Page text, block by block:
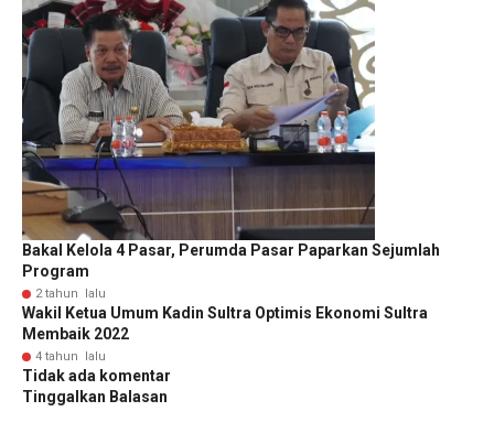
Bakal Kelola 4 Pasar, Perumda Pasar Paparkan Sejumlah
Program
2 tahun lalu
Wakil Ketua Umum Kadin Sultra Optimis Ekonomi Sultra
Membaik 2022
4 tahun lalu
Tidak ada komentar
Tinggalkan Balasan